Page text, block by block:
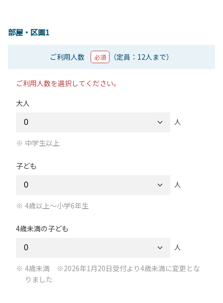
部屋・区画1
ご利用人数 必須 （定員：12人まで）
ご利用人数を選択してください。
大人
人
中学生以上
子ども
人
4歳以上～小学6年生
4歳未満の子ども
人
4歳未満 ※2026年1月20日受付より4歳未満に変更とな
りました